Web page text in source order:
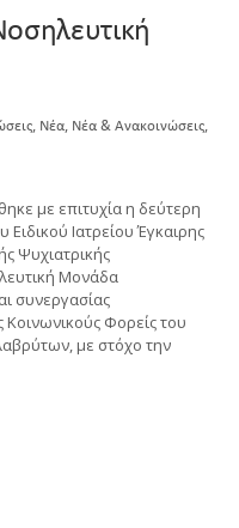
Νέα Νέα & Ανακοινώσεις
με επιτυχία η δεύτερη
Ιατρείου Έγκαιρης
Ψυχιατρικής
Μονάδα
συνεργασίας
Φορείς του
με στόχο την